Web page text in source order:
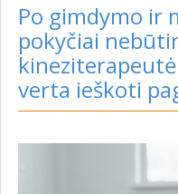
Po gimdymo ir
pokyčiai
verta ieškoti